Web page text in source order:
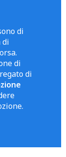
di
di
di
di